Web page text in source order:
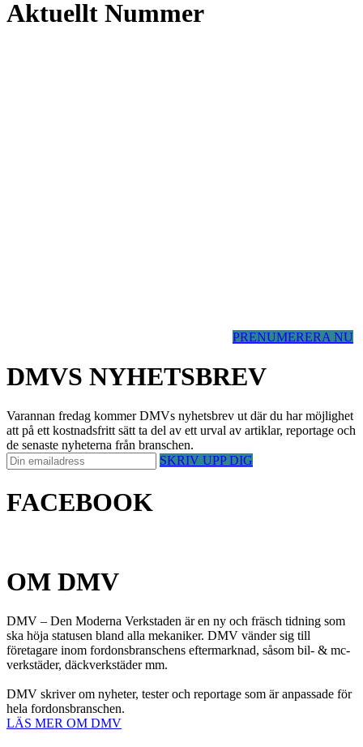
Aktuellt Nummer
PRENUMERERA NU
DMVS NYHETSBREV
Varannan fredag kommer DMVs nyhetsbrev ut där du har möjlighet
att på ett kostnadsfritt sätt ta del av ett urval av artiklar, reportage och
de senaste nyheterna från branschen.
SKRIV UPP DIG
FACEBOOK
OM DMV
DMV – Den Moderna Verkstaden är en ny och fräsch tidning som
ska höja statusen bland alla mekaniker. DMV vänder sig till
företagare inom fordonsbranschens eftermarknad, såsom bil- & mc-
verkstäder, däckverkstäder mm.
DMV skriver om nyheter, tester och reportage som är anpassade för
hela fordonsbranschen.
LÄS MER OM DMV